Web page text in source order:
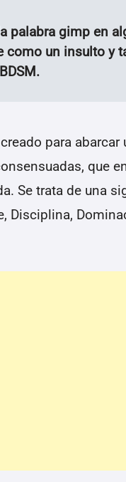
palabra gimp en
como un insulto y
para
que
Se trata de una
Disciplina,